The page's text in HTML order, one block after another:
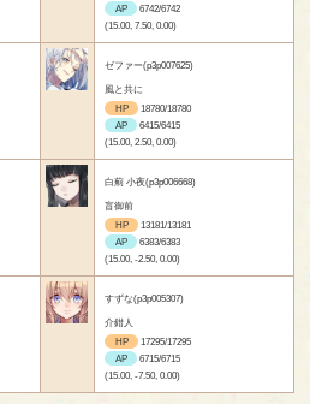
AP
6742/6742
(15.00, 7.50, 0.00)
ゼファー(p3p007625)
風と共に
HP
18780/18780
AP
6415/6415
(15.00, 2.50, 0.00)
白薊 小夜(p3p006668)
盲御前
HP
13181/13181
AP
6383/6383
(15.00, -2.50, 0.00)
すずな(p3p005307)
介錯人
HP
17295/17295
AP
6715/6715
(15.00, -7.50, 0.00)